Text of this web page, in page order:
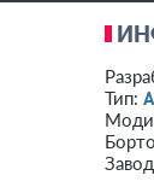
Тип: